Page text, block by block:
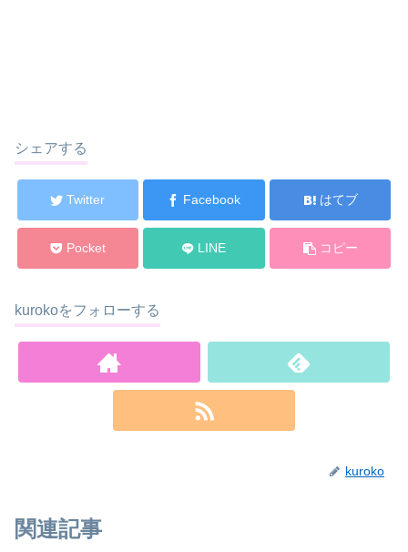
シェアする
Twitter Facebook はてブ
Pocket LINE コピー
kurokoをフォローする
kuroko
関連記事